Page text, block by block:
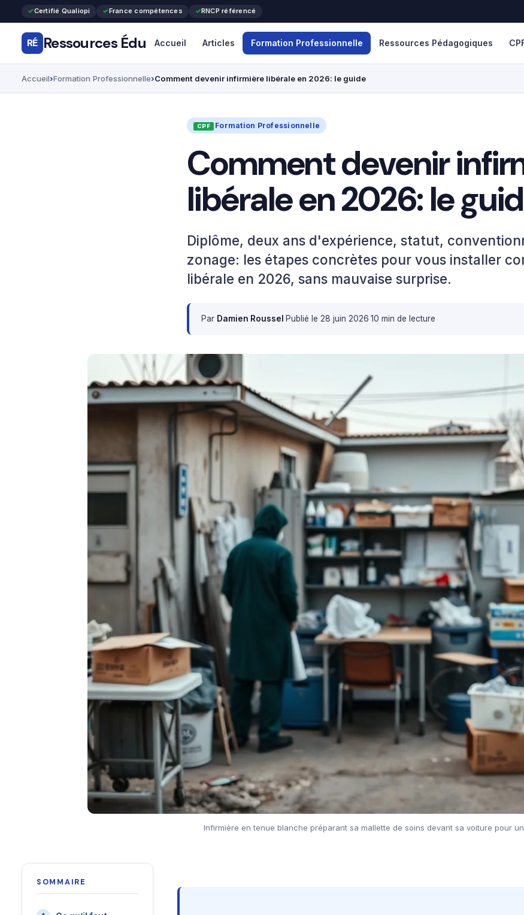
Certifié Qualiopi France compétences RNCP référencé
RÉ Ressources Édu Accueil Articles Formation Professionnelle Ressources Pédagogiques
Accueil Formation Professionnelle Comment devenir infirmière libérale en 2026: le guide
Formation Professionnelle
Comment devenir
libérale en 2026: le
Diplôme, deux ans d'expérience, statut,
zonage: les étapes concrètes pour vous installer
libérale en 2026, sans mauvaise surprise.
Par Damien Roussel ·Publié le 28 juin 2026·10 min de lecture
Infirmière en tenue blanche préparant sa mallette de soins devant sa voiture pour
SOMMAIRE